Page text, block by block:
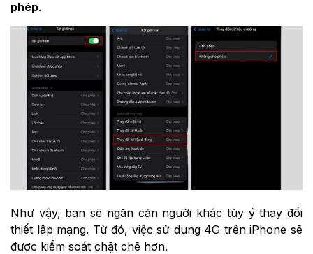
phép.
Như vậy, bạn sẽ ngăn cản người khác tùy ý thay đổi
thiết lập mạng. Từ đó, việc sử dụng 4G trên iPhone sẽ
được kiểm soát chặt chẽ hơn.